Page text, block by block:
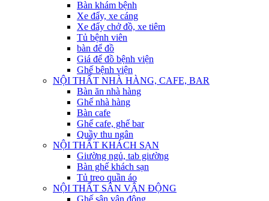
Bàn khám bệnh
Xe đẩy, xe cáng
Xe đẩy chở đồ, xe tiêm
Tủ bệnh viên
bàn để đồ
Giá để đồ bệnh viện
Ghế bệnh viện
NỘI THẤT NHÀ HÀNG, CAFE, BAR
Bàn ăn nhà hàng
Ghế nhà hàng
Bàn cafe
Ghế cafe, ghế bar
Quầy thu ngân
NỘI THẤT KHÁCH SẠN
Giường ngủ, tab giường
Bàn ghế khách sạn
Tủ treo quần áo
NỘI THẤT SÂN VẬN ĐỘNG
Ghế sân vận động